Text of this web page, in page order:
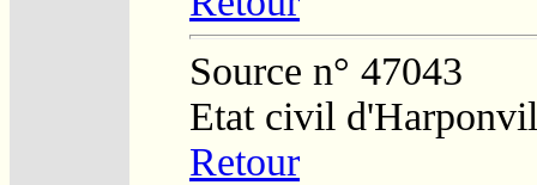
Source n° 47043
Etat civil
Retour